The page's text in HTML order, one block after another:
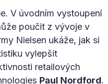
V úvodním vystoupení
poučit z vývoje v
Nielsen ukáže, jak si
vylepšit
retailových
Paul Nordford.